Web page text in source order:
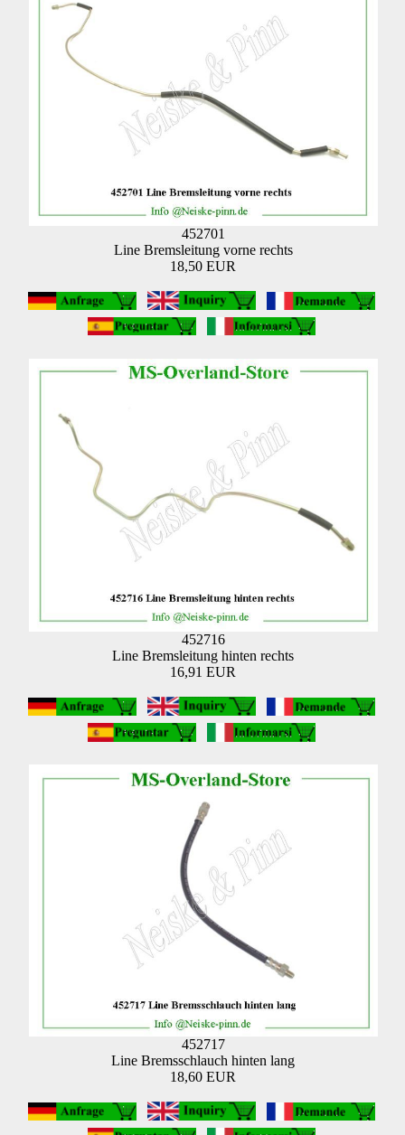
452701
Line Bremsleitung vorne rechts
18,50 EUR
452716
Line Bremsleitung hinten rechts
16,91 EUR
452717
Line Bremsschlauch hinten lang
18,60 EUR